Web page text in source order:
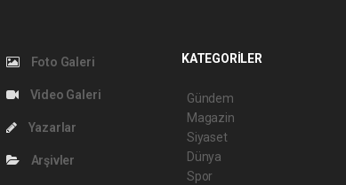
Foto Galeri
Video Galeri
Yazarlar
Arşivler
KATEGORİLER
Gündem
Magazin
Siyaset
Dünya
Spor